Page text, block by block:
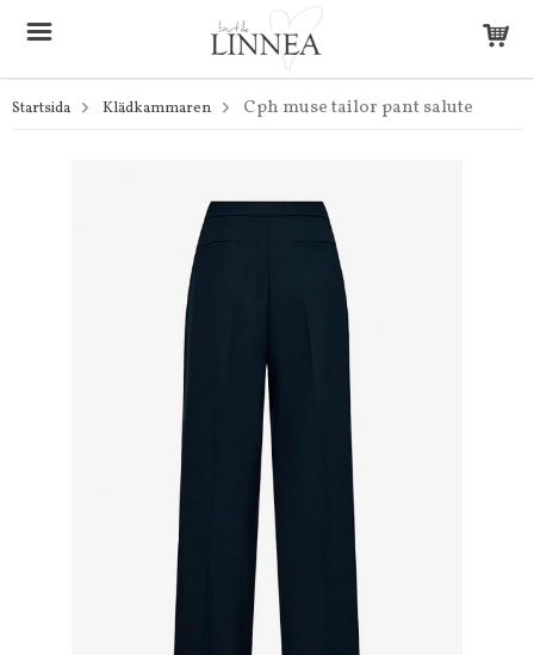
Startsida Klädkammaren Cph muse tailor pant salute